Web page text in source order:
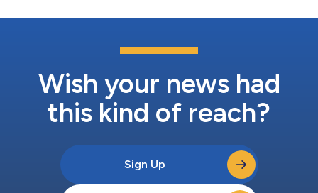
Wish your news had
this kind of reach?
Sign Up